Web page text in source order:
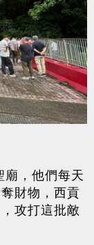
，他們每天
財物，西貢
攻打這批敵